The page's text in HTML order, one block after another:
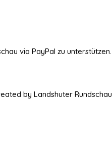
via PayPal zu unterstützen.
by Landshuter Rundschau